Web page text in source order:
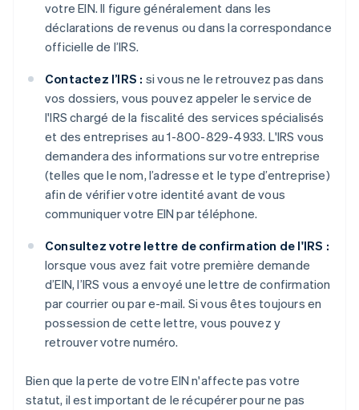
votre EIN. Il figure généralement dans les
déclarations de revenus ou dans la correspondance
officielle de l’IRS.
Contactez l’IRS : si vous ne le retrouvez pas dans
vos dossiers, vous pouvez appeler le service de
l'IRS chargé de la fiscalité des services spécialisés
et des entreprises au 1-800-829-4933. L'IRS vous
demandera des informations sur votre entreprise
(telles que le nom, l’adresse et le type d’entreprise)
afin de vérifier votre identité avant de vous
communiquer votre EIN par téléphone.
Consultez votre lettre de confirmation de l'IRS :
lorsque vous avez fait votre première demande
d’EIN, l’IRS vous a envoyé une lettre de confirmation
par courrier ou par e-mail. Si vous êtes toujours en
possession de cette lettre, vous pouvez y
retrouver votre numéro.
Bien que la perte de votre EIN n'affecte pas votre
statut, il est important de le récupérer pour ne pas